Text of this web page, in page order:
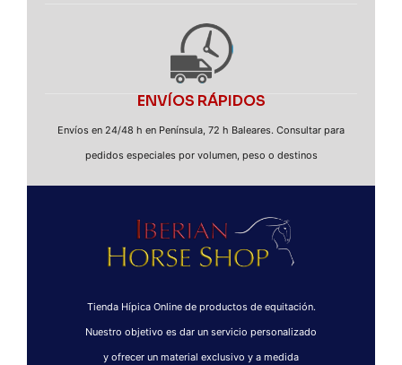
ENVÍOS RÁPIDOS
Envíos en 24/48 h en Península, 72 h Baleares. Consultar para
pedidos especiales por volumen, peso o destinos
Tienda Hípica Online de productos de equitación.
Nuestro objetivo es dar un servicio personalizado
y ofrecer un material exclusivo y a medida